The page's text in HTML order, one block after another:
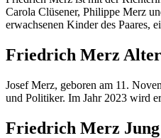
Carola Clüsener, Philippe Merz
erwachsenen Kinder des Paares,
Friedrich Merz Alter
Josef Merz, geboren am 11.
und Politiker. Im Jahr 2023 wird
Friedrich Merz Jung